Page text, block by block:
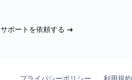
サポートを依頼する